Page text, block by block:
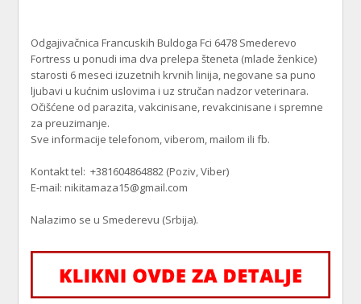
Odgajivačnica Francuskih Buldoga Fci 6478 Smederevo
Fortress u ponudi ima dva prelepa šteneta (mlade ženkice)
starosti 6 meseci izuzetnih krvnih linija, negovane sa puno
ljubavi u kućnim uslovima i uz stručan nadzor veterinara.
Očišćene od parazita, vakcinisane, revakcinisane i spremne
za preuzimanje.
Sve informacije telefonom, viberom, mailom ili fb.
Kontakt tel: +381604864882 (Poziv, Viber)
E-mail: nikitamaza15@gmail.com
Nalazimo se u Smederevu (Srbija).